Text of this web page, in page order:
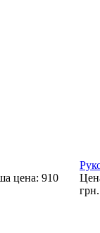
цена: 910
грн.